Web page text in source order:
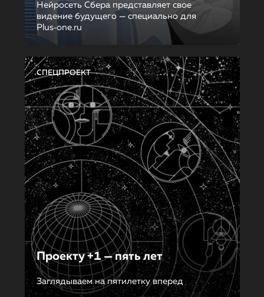
Нейросеть Сбера представляет свое
видение будущего — специально для
Plus‑one.ru
СПЕЦПРОЕКТ
Проекту +1 — пять лет
Заглядываем на пятилетку вперед